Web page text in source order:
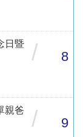
日暨
/ 8
親爸
/ 9